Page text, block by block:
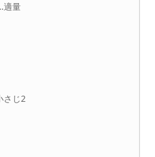
適量
さじ2